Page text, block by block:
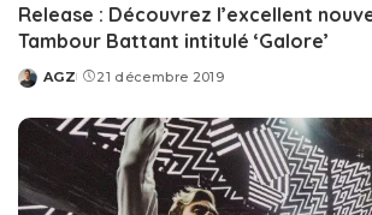
Release : Découvrez l’excellent
Tambour Battant intitulé ‘Galore’
Posted
AGZ 21 décembre 2019